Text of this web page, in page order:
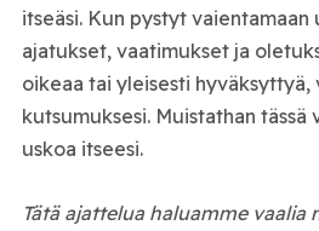
itseäsi. Kun pystyt
ajatukset, vaatimukset ja
oikeaa tai yleisesti hyväksyttyä,
kutsumuksesi. Muistathan tässä
uskoa itseesi.
Tätä ajattelua haluamme vaalia